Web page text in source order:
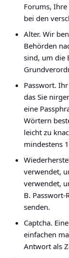
Forums,
bei den
Alter. Wir
Behörden
sind, um die
Passwort. Ihr
das Sie
eine
Wörtern
leicht zu
mindestens
verwendet,
verwendet,
B. Passwort-
senden.
Captcha.
einfachen
Antwort als